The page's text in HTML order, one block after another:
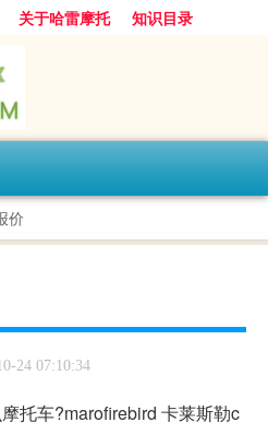
关于哈雷摩托 知识目录
价
24 07:10:34
托车?marofirebird 卡莱斯勒c